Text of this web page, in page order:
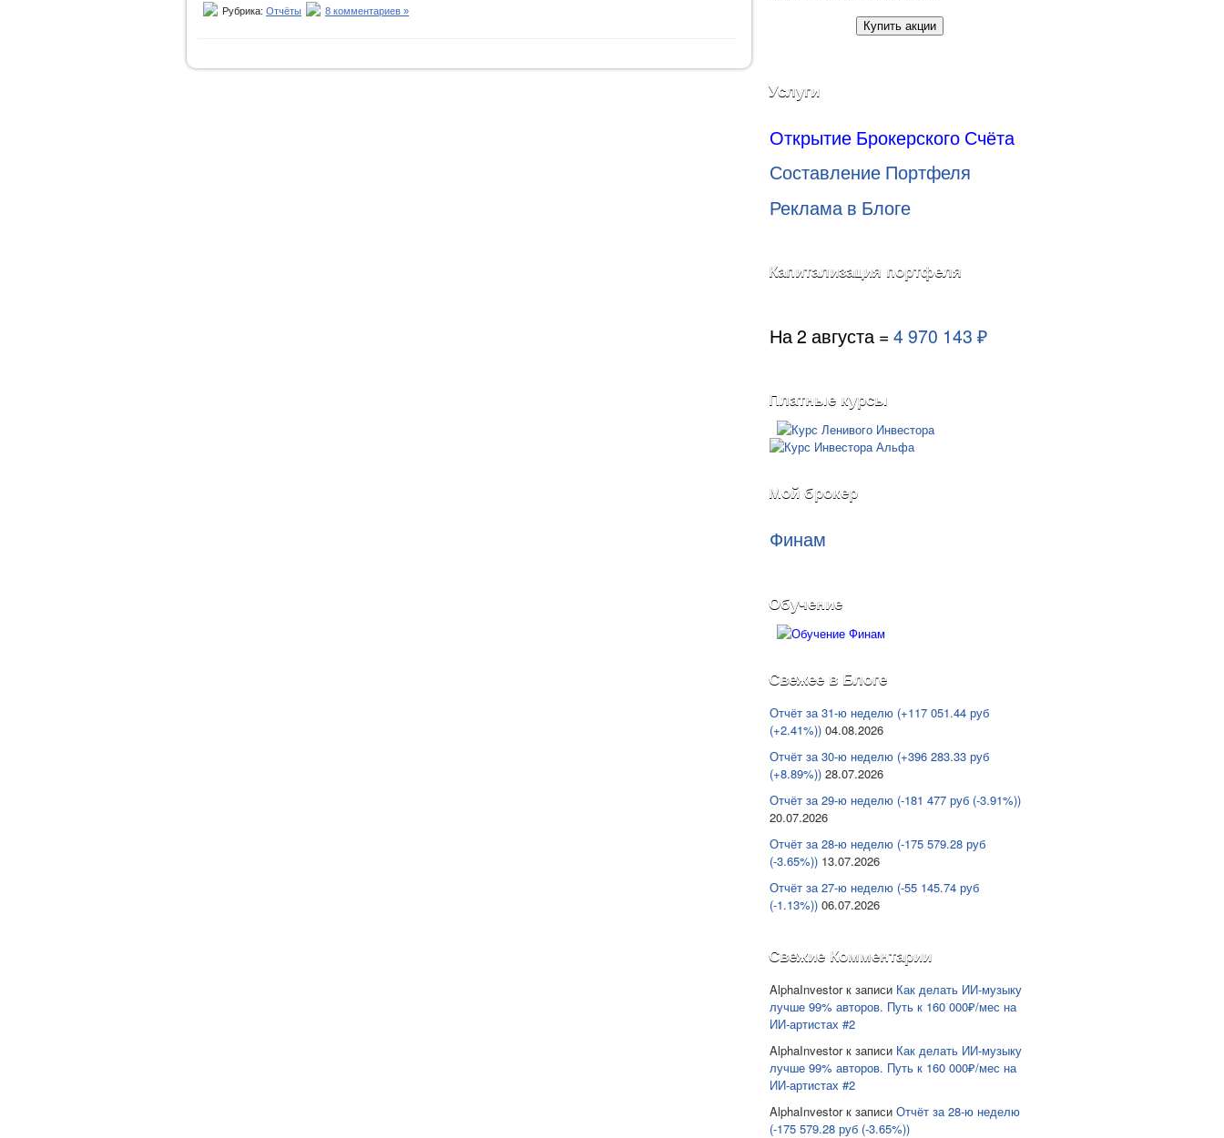
Рубрика: Отчёты 8 комментариев »
Купить акции
Услуги
Открытие Брокерского Счёта
Составление Портфеля
Реклама в Блоге
Капитализация портфеля
На 2 августа = 4 970 143 ₽
Платные курсы
Мой брокер
Финам
Обучение
Свежее в Блоге
Отчёт за 31-ю неделю (+117 051.44 руб
(+2.41%)) 04.08.2026
Отчёт за 30-ю неделю (+396 283.33 руб
(+8.89%)) 28.07.2026
Отчёт за 29-ю неделю (-181 477 руб (-3.91%))
20.07.2026
Отчёт за 28-ю неделю (-175 579.28 руб
(-3.65%)) 13.07.2026
Отчёт за 27-ю неделю (-55 145.74 руб
(-1.13%)) 06.07.2026
Свежие Комментарии
AlphaInvestorк записи Как делать ИИ-музыку
лучше 99% авторов. Путь к 160 000₽/мес на
ИИ-артистах #2
AlphaInvestorк записи Как делать ИИ-музыку
лучше 99% авторов. Путь к 160 000₽/мес на
ИИ-артистах #2
AlphaInvestorк записи Отчёт за 28-ю неделю
(-175 579.28 руб (-3.65%))